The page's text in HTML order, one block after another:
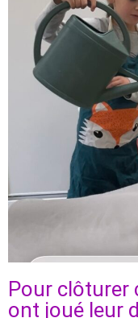
Pour clôturer
ont joué leur